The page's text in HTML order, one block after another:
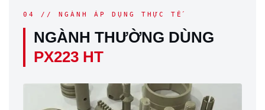
04 // NGÀNH ÁP DỤNG THỰC TẾ
NGÀNH THƯỜNG DÙNG
PX223 HT